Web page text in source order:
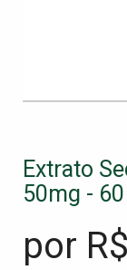
Extrato
50mg -
por R$